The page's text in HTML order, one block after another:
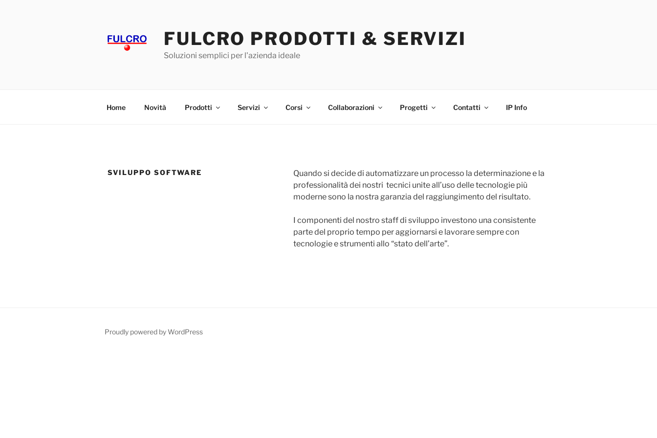
FULCRO PRODOTTI & SERVIZI
Soluzioni semplici per l'azienda ideale
Home Novità Prodotti Servizi Corsi Collaborazioni Progetti Contatti IP Info
SVILUPPO SOFTWARE
Quando si decide di automatizzare un processo la determinazione e la
professionalità dei nostri tecnici unite all’uso delle tecnologie più
moderne sono la nostra garanzia del raggiungimento del risultato.
I componenti del nostro staff di sviluppo investono una consistente
parte del proprio tempo per aggiornarsi e lavorare sempre con
tecnologie e strumenti allo “stato dell’arte”.
Proudly powered by WordPress